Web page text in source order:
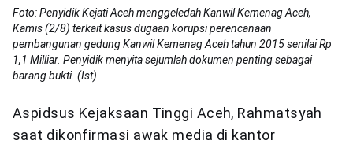
Foto: Penyidik Kejati Aceh menggeledah Kanwil Kemenag Aceh,
Kamis (2/8) terkait kasus dugaan korupsi perencanaan
pembangunan gedung Kanwil Kemenag Aceh tahun 2015 senilai Rp
1,1 Milliar. Penyidik menyita sejumlah dokumen penting sebagai
barang bukti. (Ist)
Aspidsus Kejaksaan Tinggi Aceh, Rahmatsyah
saat dikonfirmasi awak media di kantor